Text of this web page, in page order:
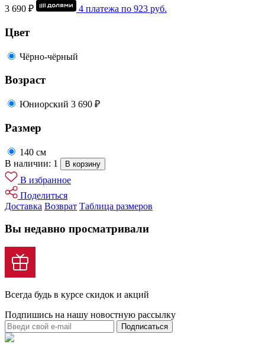
3 690 ₽
4 платежа по 923 руб.
Цвет
Чёрно-чёрный
Возраст
Юниорский 3 690 ₽
Размер
140 см
В наличии: 1
В корзину
В избранное
Поделиться
Доставка Возврат Таблица размеров
Вы недавно просматривали
Всегда будь в курсе скидок и акций
Подпишись на нашу новостную рассылку
Подписаться